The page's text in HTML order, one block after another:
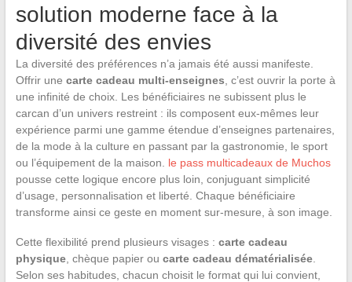
solution moderne face à la
diversité des envies
La diversité des préférences n’a jamais été aussi manifeste.
Offrir une carte cadeau multi-enseignes , c’est ouvrir la porte à
une infinité de choix. Les bénéficiaires ne subissent plus le
carcan d’un univers restreint : ils composent eux-mêmes leur
expérience parmi une gamme étendue d’enseignes partenaires,
de la mode à la culture en passant par la gastronomie, le sport
ou l’équipement de la maison. le pass multicadeaux de Muchos
pousse cette logique encore plus loin, conjuguant simplicité
d’usage, personnalisation et liberté. Chaque bénéficiaire
transforme ainsi ce geste en moment sur-mesure, à son image.
Cette flexibilité prend plusieurs visages : carte cadeau
physique, chèque papier ou carte cadeau dématérialisée.
Selon ses habitudes, chacun choisit le format qui lui convient,